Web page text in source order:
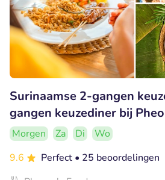
Surinaamse 2-gangen
gangen keuzediner bij
Morgen Za Di
Wo
9.6
Perfect • 25 beoordelingen